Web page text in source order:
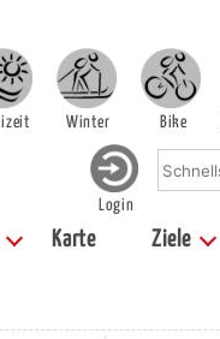
Winter Bike
Login
Karte Ziele